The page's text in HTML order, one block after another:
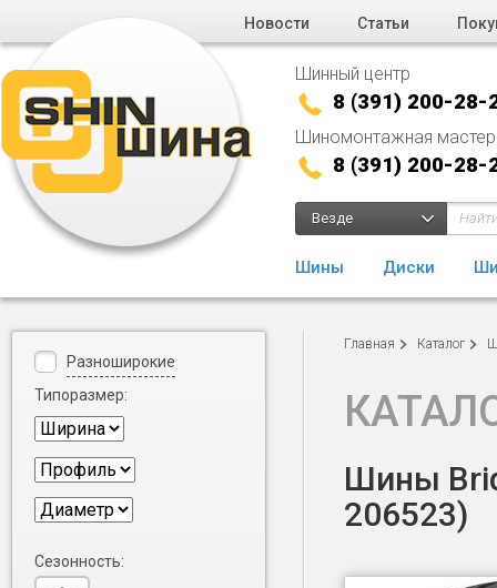
Новости Статьи
Шинный центр
8 (391) 200-28-
Шиномонтажная
8 (391) 200-28-
Везде
Шины Диски
Главная Каталог
Шины
206523)
Разноширокие
Типоразмер:
Сезонность: